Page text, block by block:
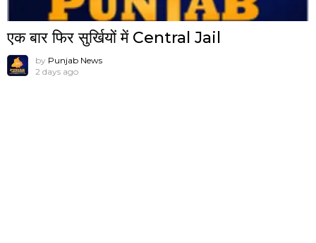
एक बार फिर सुर्खियों में Central Jail
by Punjab News
2 days ago